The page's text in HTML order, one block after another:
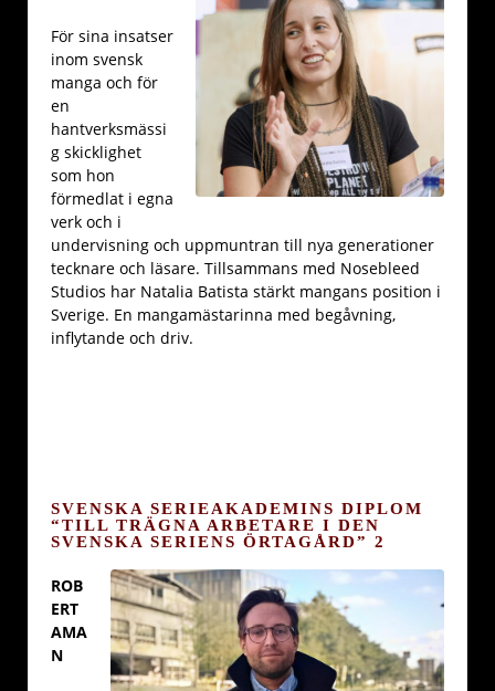
För sina insatser
inom svensk
manga och för
en
hantverksmässi
g skicklighet
som hon
förmedlat i egna
verk och i
undervisning och uppmuntran till nya generationer
tecknare och läsare. Tillsammans med Nosebleed
Studios har Natalia Batista stärkt mangans position i
Sverige. En mangamästarinna med begåvning,
inflytande och driv.
SVENSKA SERIEAKADEMINS DIPLOM
“TILL TRÄGNA ARBETARE I DEN
SVENSKA SERIENS ÖRTAGÅRD” 2
ROB
ERT
AMA
N